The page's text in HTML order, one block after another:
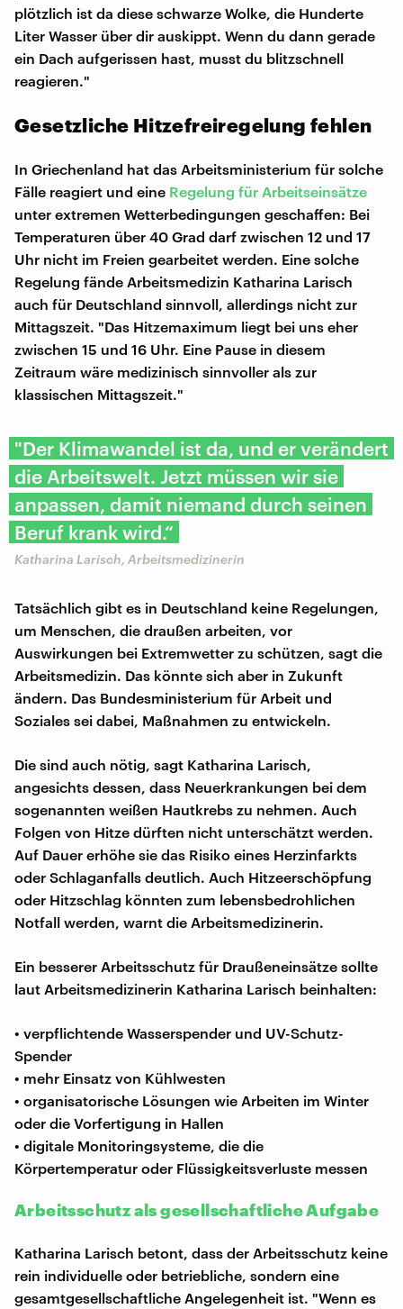
plötzlich ist da diese schwarze Wolke, die Hunderte
Liter Wasser über dir auskippt. Wenn du dann gerade
ein Dach aufgerissen hast, musst du blitzschnell
reagieren."
Gesetzliche Hitzefreiregelung fehlen
In Griechenland hat das Arbeitsministerium für solche
Fälle reagiert und eine Regelung für Arbeitseinsätze
unter extremen Wetterbedingungen geschaffen: Bei
Temperaturen über 40 Grad darf zwischen 12 und 17
Uhr nicht im Freien gearbeitet werden. Eine solche
Regelung fände Arbeitsmedizin Katharina Larisch
auch für Deutschland sinnvoll, allerdings nicht zur
Mittagszeit. "Das Hitzemaximum liegt bei uns eher
zwischen 15 und 16 Uhr. Eine Pause in diesem
Zeitraum wäre medizinisch sinnvoller als zur
klassischen Mittagszeit."
"Der Klimawandel ist da, und er verändert
die Arbeitswelt. Jetzt müssen wir sie
anpassen, damit niemand durch seinen
Beruf krank wird.“
Katharina Larisch, Arbeitsmedizinerin
Tatsächlich gibt es in Deutschland keine Regelungen,
um Menschen, die draußen arbeiten, vor
Auswirkungen bei Extremwetter zu schützen, sagt die
Arbeitsmedizin. Das könnte sich aber in Zukunft
ändern. Das Bundesministerium für Arbeit und
Soziales sei dabei, Maßnahmen zu entwickeln.
Die sind auch nötig, sagt Katharina Larisch,
angesichts dessen, dass Neuerkrankungen bei dem
sogenannten weißen Hautkrebs zu nehmen. Auch
Folgen von Hitze dürften nicht unterschätzt werden.
Auf Dauer erhöhe sie das Risiko eines Herzinfarkts
oder Schlaganfalls deutlich. Auch Hitzeerschöpfung
oder Hitzschlag könnten zum lebensbedrohlichen
Notfall werden, warnt die Arbeitsmedizinerin.
Ein besserer Arbeitsschutz für Draußeneinsätze sollte
laut Arbeitsmedizinerin Katharina Larisch beinhalten:
• verpflichtende Wasserspender und UV-Schutz-
Spender
• mehr Einsatz von Kühlwesten
• organisatorische Lösungen wie Arbeiten im Winter
oder die Vorfertigung in Hallen
• digitale Monitoringsysteme, die die
Körpertemperatur oder Flüssigkeitsverluste messen
Arbeitsschutz als gesellschaftliche Aufgabe
Katharina Larisch betont, dass der Arbeitsschutz keine
rein individuelle oder betriebliche, sondern eine
gesamtgesellschaftliche Angelegenheit ist. "Wenn es